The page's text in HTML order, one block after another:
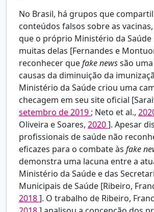
No Brasil, há grupos que
conteúdos falsos sobre as
que o próprio Ministério da
muitas delas [Fernandes e
reconhecer quefake newssão
causas da diminuição da
Ministério da Saúde criou uma
checagem em seu site oficial
setembro de 2019 ; Neto et al.,
Oliveira e Soares, 2020]. Apesar
profissionais de saúde não
eficazes para o combate às fake
demonstra uma lacuna entre a
Ministério da Saúde e das
Municipais de Saúde [Ribeiro,
2018]. O trabalho de Ribeiro,